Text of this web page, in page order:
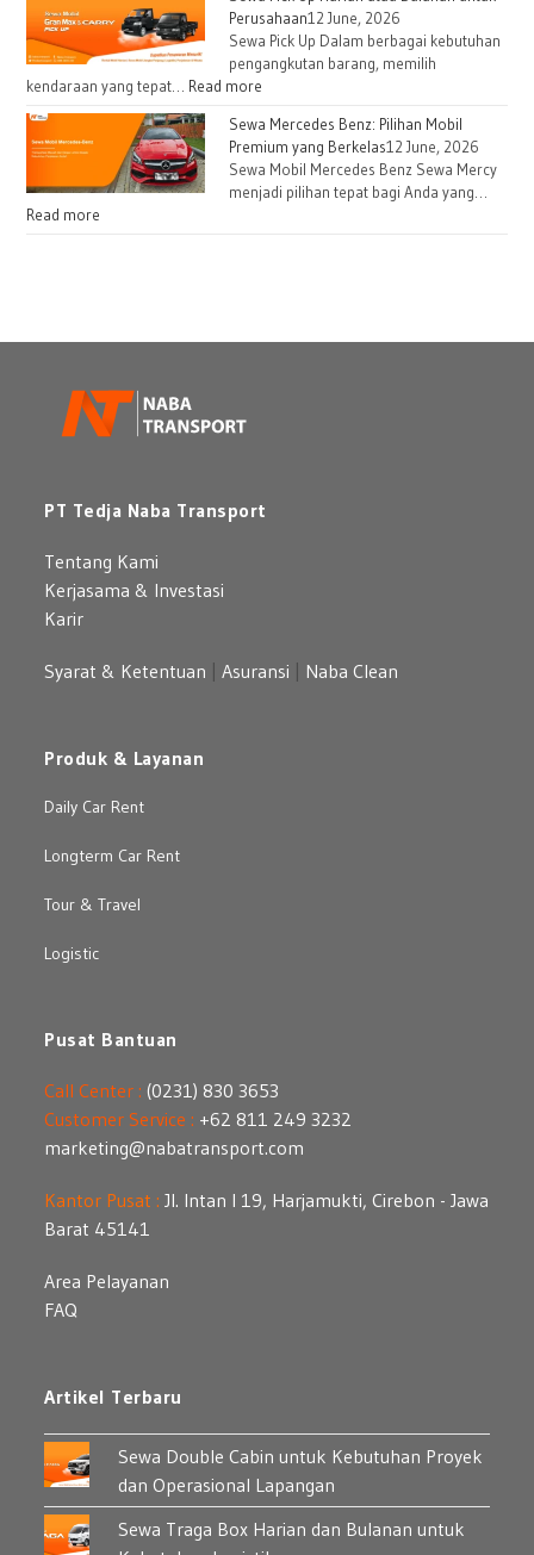
Lapangan
Traga
Box
Harian
dan
untuk
Kebutuhan
Logistik
Perusahaan12 June, 2026
Sewa Pick Up Dalam berbagai kebutuhan
pengangkutan barang, memilih
kendaraan yang tepat… Read more
Pick
Up
Harian
Sewa Mercedes Benz: Pilihan Mobil
Premium yang Berkelas12 June, 2026
Sewa Mobil Mercedes Benz Sewa Mercy
menjadi pilihan tepat bagi Anda yang…
Read more
Mobil
yang
Berkelas
PT Tedja Naba Transport
Tentang Kami
Kerjasama & Investasi
Karir
Syarat & Ketentuan |Asuransi Naba Clean
Produk & Layanan
Daily Car Rent
Longterm Car Rent
Tour & Travel
Logistic
Pusat Bantuan
Call Center : (0231) 830 3653
Customer Service : +62 811 249 3232
marketing@nabatransport.com
Kantor Pusat : Jl. Intan I 19, Harjamukti, Cirebon - Jawa
Barat 45141
Area Pelayanan
FAQ
Artikel Terbaru
Sewa Double Cabin untuk Kebutuhan Proyek
dan Operasional Lapangan
Sewa Traga Box Harian dan Bulanan untuk